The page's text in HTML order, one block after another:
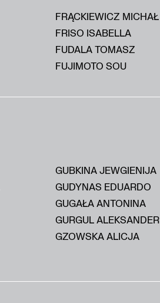
FRĄCKIEWICZ MICHAŁ
FRISO ISABELLA
FUDALA TOMASZ
FUJIMOTO SOU
GUBKINA JEWGIENIJA
GUDYNAS EDUARDO
GUGAŁA ANTONINA
GURGUL ALEKSANDER
GZOWSKA ALICJA